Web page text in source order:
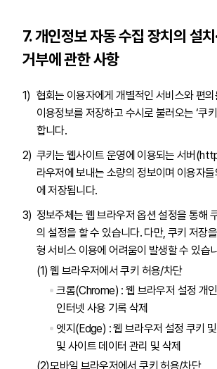
7. 개인정보 자동 수집 장치의 설치
거부에 관한 사항
협회는 이용자에게 개별적인 서비스와 편
이용정보를 저장하고 수시로 불러오는 ‘쿠
합니다.
쿠키는 웹사이트 운영에 이용되는 서버
라우저에 보내는 소량의 정보이며 이용자
에 저장됩니다.
정보주체는 웹 브라우저 옵션 설정을 통해
의 설정을 할 수 있습니다. 다만, 쿠키 저장
형 서비스 이용에 어려움이 발생할 수 있습
웹 브라우저에서 쿠키 허용/차단
크롬(Chrome) : 웹 브라우저 설정 개
인터넷 사용 기록 삭제
엣지(Edge) : 웹 브라우저 설정 쿠키
및 사이트 데이터 관리 및 삭제
모바일 브라우저에서 쿠키 허용/차단